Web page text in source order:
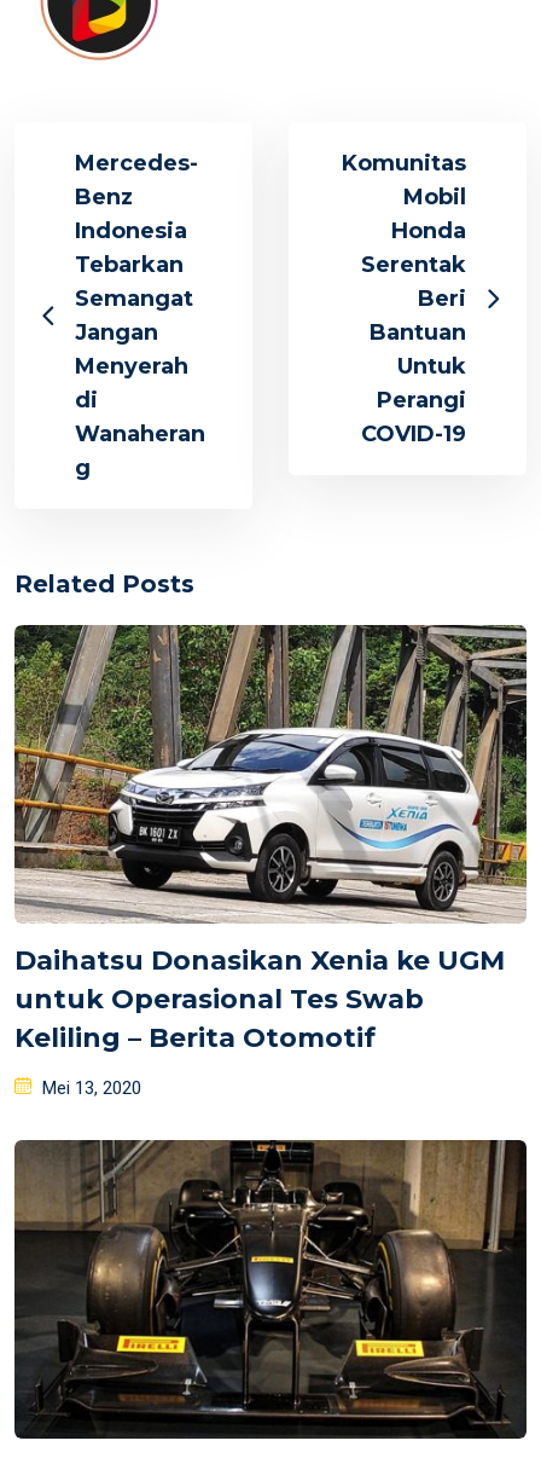
Mercedes-
Benz
Indonesia
Tebarkan
Semangat
Jangan
Menyerah
di
Wanaheran
g
Komunitas
Mobil
Honda
Serentak
Beri
Bantuan
Untuk
Perangi
COVID-19
Related Posts
Daihatsu Donasikan Xenia ke UGM
untuk Operasional Tes Swab
Keliling – Berita Otomotif
Posted
Mei 13, 2020